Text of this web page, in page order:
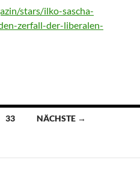
stars/ilko-sascha-
zerfall-der-liberalen-
33 NÄCHSTE →